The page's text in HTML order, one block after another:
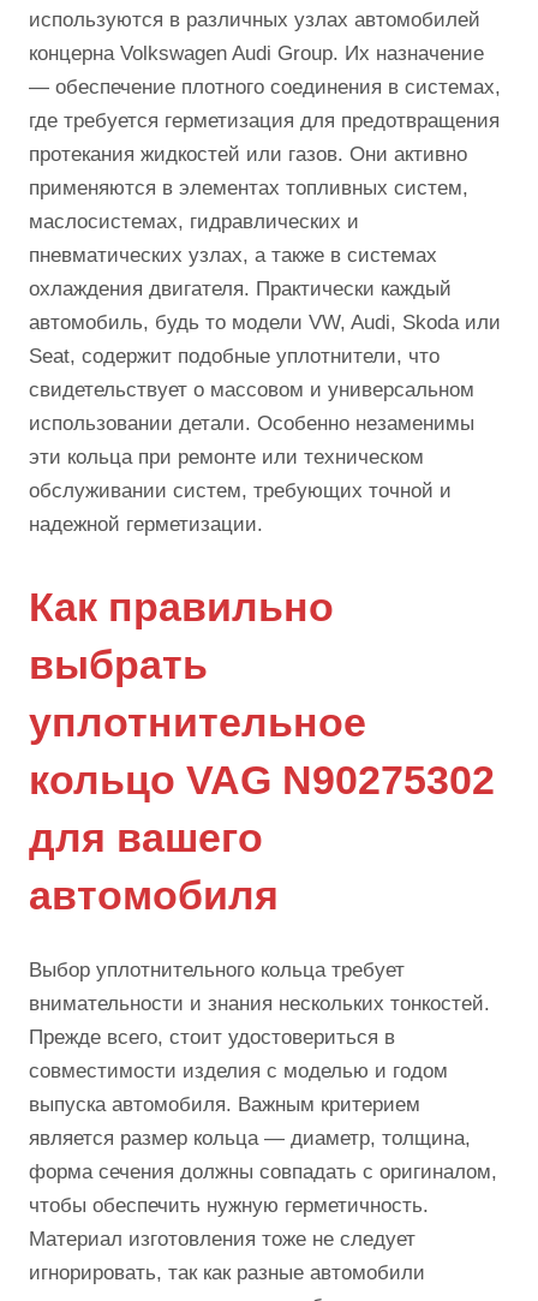
используются в различных узлах автомобилей
концерна Volkswagen Audi Group. Их назначение
— обеспечение плотного соединения в системах,
где требуется герметизация для предотвращения
протекания жидкостей или газов. Они активно
применяются в элементах топливных систем,
маслосистемах, гидравлических и
пневматических узлах, а также в системах
охлаждения двигателя. Практически каждый
автомобиль, будь то модели VW, Audi, Skoda или
Seat, содержит подобные уплотнители, что
свидетельствует о массовом и универсальном
использовании детали. Особенно незаменимы
эти кольца при ремонте или техническом
обслуживании систем, требующих точной и
надежной герметизации.
Как правильно
выбрать
уплотнительное
кольцо VAG N90275302
для вашего
автомобиля
Выбор уплотнительного кольца требует
внимательности и знания нескольких тонкостей.
Прежде всего, стоит удостовериться в
совместимости изделия с моделью и годом
выпуска автомобиля. Важным критерием
является размер кольца — диаметр, толщина,
форма сечения должны совпадать с оригиналом,
чтобы обеспечить нужную герметичность.
Материал изготовления тоже не следует
игнорировать, так как разные автомобили